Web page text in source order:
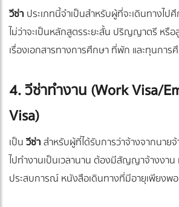
วีซ่า ประเภทนี้จำเป็นสำหรับผู้ที่จะเดินทางไป
ไม่ว่าจะเป็นหลักสูตรระยะสั้น ปริญญาตรี หรือ
เรื่องเอกสารทางการศึกษา ที่พัก และทุนการ
4. วีซ่าทำงาน (Work Visa/
Visa)
เป็นวีซ่าสำหรับผู้ที่ได้รับการว่าจ้างจากนาย
ไปทำงานเป็นเวลานาน ต้องมีสัญญาจ้างงาน
ประสบการณ์ หนังสือเดินทางที่มีอายุเพียงพ